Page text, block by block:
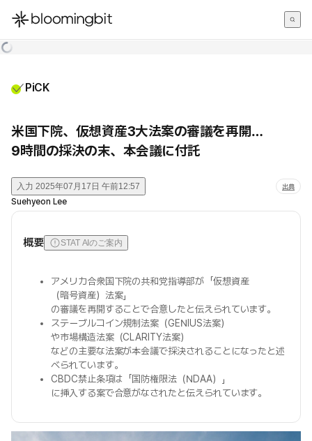
한국어
PiCK
米国下院、仮想資産3大法案の審議を再開…
9時間の採決の末、本会議に付託
入力 2025年07月17日 午前12:57 出典
Suehyeon Lee
概要 STAT AIのご案内
アメリカ合衆国下院の共和党指導部が「仮想資産
（暗号資産）法案」
の審議を再開することで合意したと伝えられています。
ステーブルコイン規制法案（GENIUS法案）
や市場構造法案（CLARITY法案）
などの主要な法案が本会議で採決されることになったと述
べられています。
CBDC禁止条項は「国防権限法（NDAA）」
に挿入する案で合意がなされたと伝えられています。